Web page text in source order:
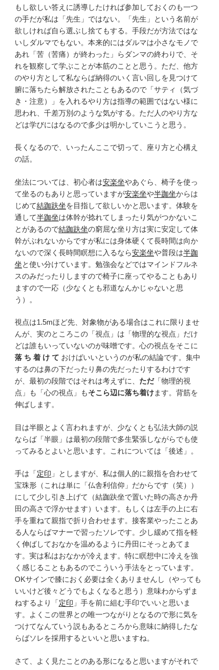
もし欲しい答えに誘導したければ参加しておくのも一つ
の手だが私は「先生」ではない。「先生」という名前が
欲しければ自ら選ぶし捨てもする。手段だが方法ではな
いしダルマでもない。本来的にはダルマは小さなモノで
あれ「苦（苦痛）が終わった」らダンマの終わりで、そ
れを観察して学ぶことが本筋のことと思う。ただ、他方
のやり方として私ならば納得のいく言い回しを見つけて
腑に落ちたら解放されたこともあるので「サティ（気づ
き・注意）」を入れるやり方は指導の範囲ではない様に
思われ、千差万別のような気がする。ただ人のやり方な
どは学びにはなるので多少は明かしていこうと思う。
長くなるので、いったんここで切って、座り方と心構え
の話。
坐法については、初心者は安楽坐やあぐら、椅子を使っ
て坐るのもありと思っていますが安楽坐や半跏坐からは
じめて結跏趺坐を目指して欲しいかと思います。体験を
通して半跏坐は体幹が捻れてしまったり気がつかないこ
とがあるので結跏趺坐の窮屈な坐り方は実に安定して体
幹がぶれないからですが私には身体硬くて長時間は向か
ないので深く長時間瞑想に入るなら安楽坐や普段は半跏
坐と使い分けています。勉強会などではマインドフルネ
スのみだったりしますので椅子に座ってやることもあり
ますので一応（少なくとも邪道なんかじゃないと思
う）。
視点は1.5mほど先、対象物がある場合はこれに限りませ
んが、実のところこの「視点」は「物理的な視点」だけ
どは誰もいっていないのが味噌です。心の視点をそこに
落 ち 着 け て おけばいいというのが私の結論です。集中
するのは鼻の下だったり鼻の先だったりするわけです
が、最初の段階ではそれは考えずに、 ただ「物理的視
点」も「心の視点」もそこら辺に落ち着けます。背筋を
伸ばします。
目は半眼とよく言われますが、少なくとも弘法大師の説
ならば「半眼」は最初の段階で多生緊張しながらでも使
ってみるとよいと思います。これについては「後述」。
手は「定印 」としますが、私は個人的に親指を合わせて
宝珠形（これは単に「仏舎利信仰」だからです（笑））
にして少し引き上げて（結跏趺坐で置いた時の高さか丹
田の高さで浮かせます）います。もしくは左手の上に右
手を重ねて親指で折り合わせます。接客業やったことあ
る人ならばマナーで習ったソレです。少し緩めて指を軽
く伸ばしておなかを温めるように丹田にそっとあてま
す。実は私はおなかが冷えます。特に瞑想中に冷えを強
く感じることもあるのでこういう手法をとっています。
OKサインで膝におく必要は全くありませんし（やっても
いいけど後々どうでもよくなると思う）意味わからずま
ねするより「定印 」手を前に組む手印でいいと思いま
す。よくこの世界との唯一つながりとなるので形に気を
つけてなんていう説もあるところから意味に納得したな
らばソレを採用するといいと思いますね。
さて、よく見たことのある形になると思いますがそれで